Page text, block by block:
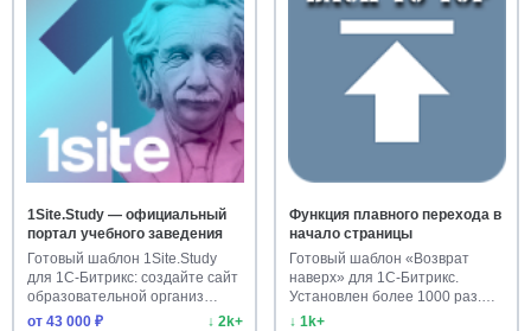
1Site.Study — официальный
портал учебного заведения
Готовый шаблон 1Site.Study
для 1С-Битрикс: создайте сайт
образовательной организ…
от 43 000 ₽
↓ 2k+
Функция плавного перехода в
начало страницы
Готовый шаблон «Возврат
наверх» для 1С-Битрикс.
Установлен более 1000 раз.
Улучш…
↓ 1k+